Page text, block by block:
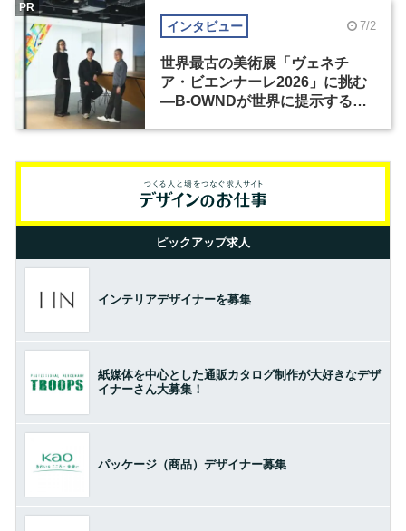
インタビュー 7/2
世界最古の美術展「ヴェネチ
ア・ビエンナーレ2026」に挑む
―B-OWNDが世界に提示する美
PR
ピックアップ求人
インテリアデザイナーを募集
紙媒体を中心とした通販カタログ制作が大好きなデザ
イナーさん大募集！
パッケージ（商品）デザイナー募集